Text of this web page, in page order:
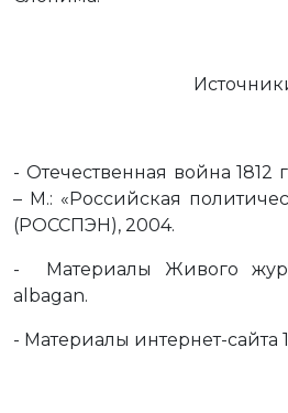
- Отечественная война 1812
– М.: «Российская
(РОССПЭН), 2004.
- Материалы Живого
albagan.
- Материалы интернет-сайта